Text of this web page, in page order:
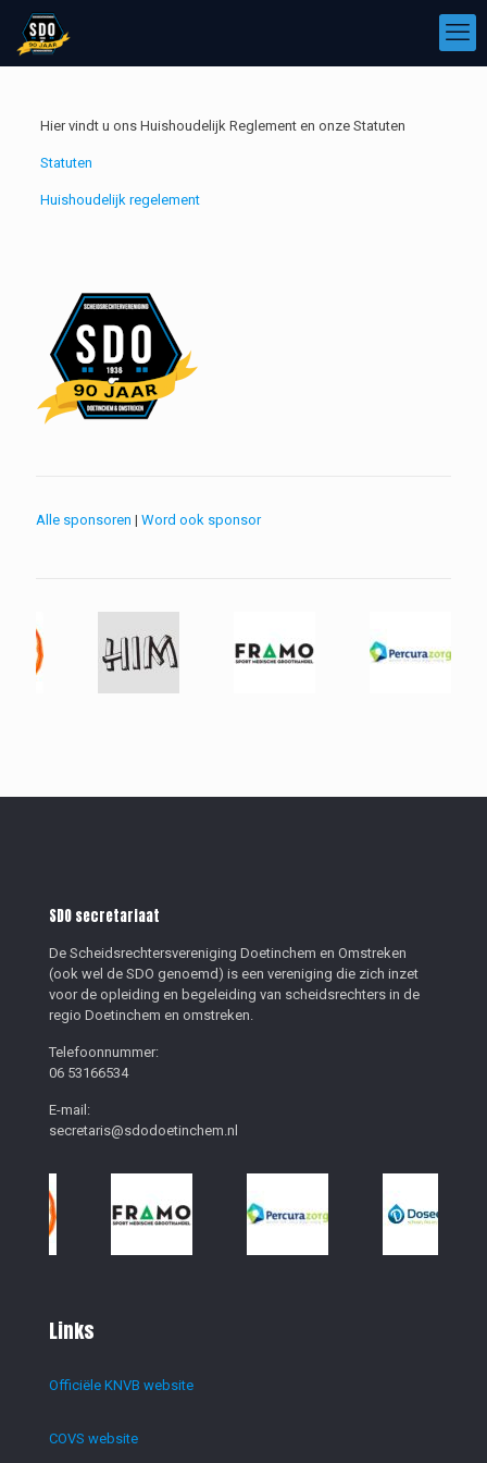
Hier vindt u ons Huishoudelijk Reglement en onze Statuten
Statuten
Huishoudelijk regelement
Alle sponsoren | Word ook sponsor
SDO secretariaat
De Scheidsrechtersvereniging Doetinchem en Omstreken
(ook wel de SDO genoemd) is een vereniging die zich inzet
voor de opleiding en begeleiding van scheidsrechters in de
regio Doetinchem en omstreken.
Telefoonnummer:
06 53166534
E-mail:
secretaris@sdodoetinchem.nl
Links
Officiële KNVB website
COVS website